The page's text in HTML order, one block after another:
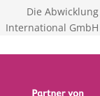
Die
International